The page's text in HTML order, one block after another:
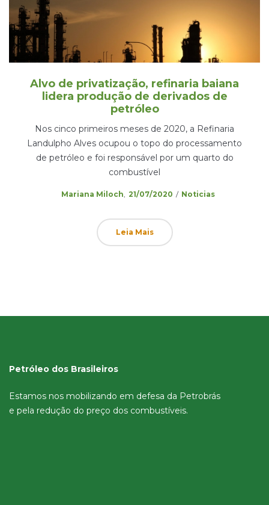
Alvo de privatização, refinaria baiana
lidera produção de derivados de
petróleo
Nos cinco primeiros meses de 2020, a Refinaria
Landulpho Alves ocupou o topo do processamento
de petróleo e foi responsável por um quarto do
combustível
Mariana Miloch Posted
21/07/2020
Posted
Noticias
Leia Mais
Petróleo dos Brasileiros
Estamos nos mobilizando em defesa da Petrobrás
e pela redução do preço dos combustíveis.